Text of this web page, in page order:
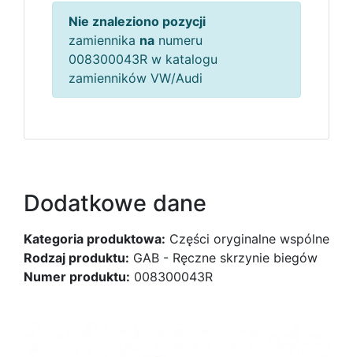
Nie znaleziono pozycji
zamiennika na numeru
008300043R w katalogu
zamienników VW/Audi
Dodatkowe dane
Kategoria produktowa: Części oryginalne wspólne
Rodzaj produktu: GAB - Ręczne skrzynie biegów
Numer produktu: 008300043R